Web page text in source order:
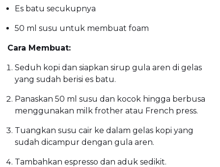
Es batu secukupnya
50 ml susu untuk membuat foam
Cara Membuat:
Seduh kopi dan siapkan sirup gula aren di gelas
yang sudah berisi es batu.
Panaskan 50 ml susu dan kocok hingga berbusa
menggunakan milk frother atau French press.
Tuangkan susu cair ke dalam gelas kopi yang
sudah dicampur dengan gula aren.
Tambahkan espresso dan aduk sedikit.